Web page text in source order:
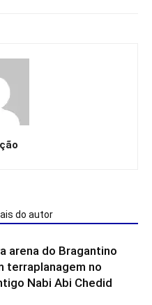
do autor
arena do Bragantino
terraplanagem no
Nabi Abi Chedid